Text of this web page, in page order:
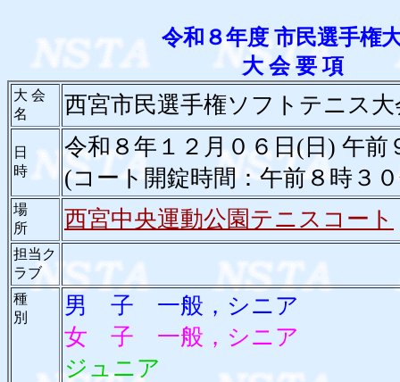
令和８年度 市民選手権
大 会 要 項
大 会
名
西宮市民選手権ソフトテニス大
日
時
令和８年１２月０６日(日) 午前
(コート開錠時間：午前８時３
場
所
西宮中央運動公園テニスコート
担当ク
ラブ
種
別
男 子 一般，シニア
女 子 一般，シニア
ジュニア